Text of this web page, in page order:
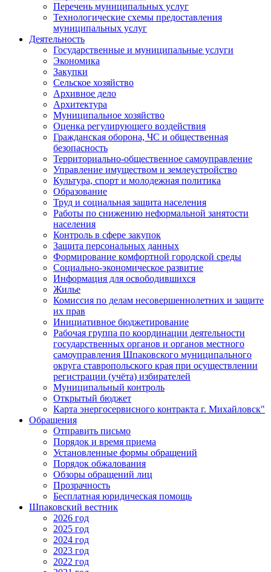
Перечень муниципальных услуг
Технологические схемы предоставления
муниципальных услуг
Деятельность
Государственные и муниципальные услуги
Экономика
Закупки
Сельское хозяйство
Архивное дело
Архитектура
Муниципальное хозяйство
Оценка регулирующего воздействия
Гражданская оборона, ЧС и общественная
безопасность
Территориально-общественное самоуправление
Управление имуществом и землеустройство
Культура, спорт и молодежная политика
Образование
Труд и социальная защита населения
Работы по снижению неформальной занятости
населения
Контроль в сфере закупок
Защита персональных данных
Формирование комфортной городской среды
Социально-экономическое развитие
Информация для освободившихся
Жилье
Комиссия по делам несовершеннолетних и защите
их прав
Инициативное бюджетирование
Рабочая группа по координации деятельности
государственных органов и органов местного
самоуправления Шпаковского муниципального
округа ставропольского края при осуществлении
регистрации (учёта) избирателей
Муниципальный контроль
Открытый бюджет
Карта энергосервисного контракта г. Михайловск"
Обращения
Отправить письмо
Порядок и время приема
Установленные формы обращений
Порядок обжалования
Обзоры обращений лиц
Прозрачность
Бесплатная юридическая помощь
Шпаковский вестник
2026 год
2025 год
2024 год
2023 год
2022 год